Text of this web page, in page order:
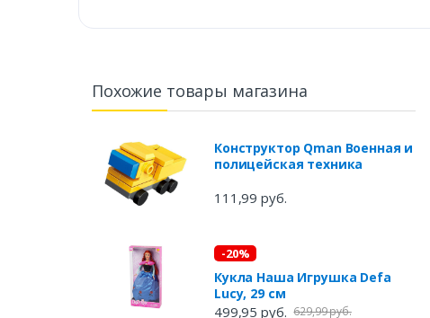
Похожие товары магазина
Конструктор Qman Военная и
полицейская техника
111,99 руб.
-20%
Кукла Наша Игрушка Defa
Lucy, 29 см
499,95 руб. 629,99 руб.